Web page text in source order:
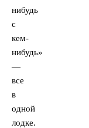
нибудь
с
кем-
нибудь»
—
все
в
одной
лодке.